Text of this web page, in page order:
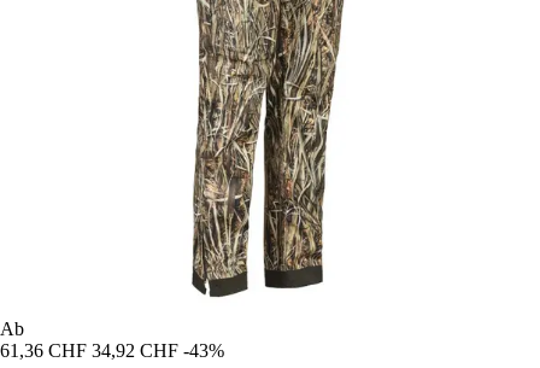
Ab
61,36 CHF 34,92 CHF -43%